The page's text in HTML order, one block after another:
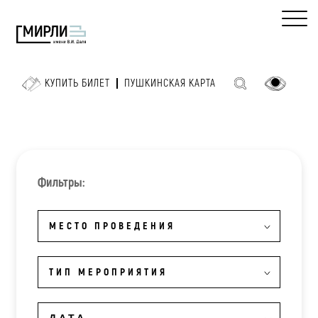
КУПИТЬ БИЛЕТ ПУШКИНСКАЯ КАРТА
Фильтры:
МЕСТО ПРОВЕДЕНИЯ
ТИП МЕРОПРИЯТИЯ